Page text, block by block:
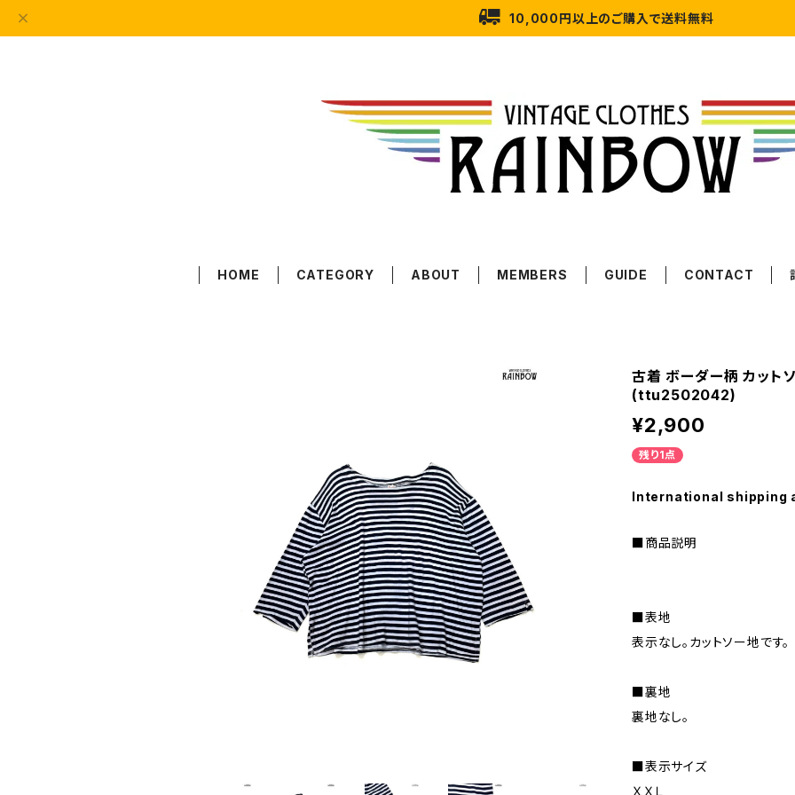
10,000円以上のご購入で送料無料
HOME CATEGORY ABOUT MEMBERS GUIDE CONTACT
古着 ボーダー柄 カット
(ttu2502042)
¥2,900
残り1点
International shipping
■商品説明
■表地
表示なし。カットソー地です。
■裏地
裏地なし。
■表示サイズ
ＸＸＬ